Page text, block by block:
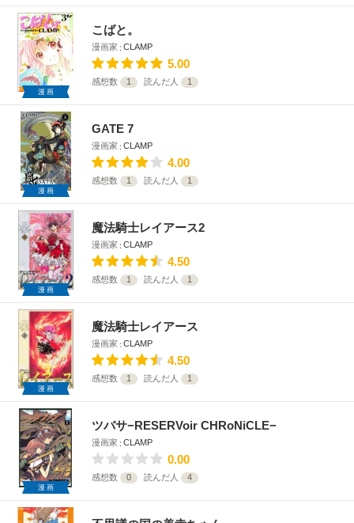
漫画
こばと。
漫画家 CLAMP
5.00
感想数 1 読んだ人 1
漫画
GATE 7
漫画家 CLAMP
4.00
感想数 1 読んだ人 1
漫画
魔法騎士レイアース2
漫画家 CLAMP
4.50
感想数 1 読んだ人 1
漫画
魔法騎士レイアース
漫画家 CLAMP
4.50
感想数 1 読んだ人 1
漫画
ツバサ−RESERVoir CHRoNiCLE−
漫画家 CLAMP
0.00
感想数 0 読んだ人 4